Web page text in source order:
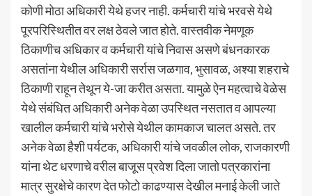
कोणी मोठा अधिकारी येथे हजर नाही. कर्मचारी यांचे भरवसे येथे
पूरपरिस्थितीत वर लक्ष ठेवले जात होते. वास्तवीक नेमणूक
ठिकाणीच अधिकार व कर्मचारी यांचे निवास असणे बंधनकारक
असतांना येथील अधिकारी सर्रास जळगाव, भुसावळ, अश्या शहराचे
ठिकाणी राहून तेथून ये-जा करीत असता. यामुळे ऐन महत्वाचे वेळेस
येथे संबंधित अधिकारी अनेक वेळा उपस्थित नसतात व आपल्या
खालील कर्मचारी यांचे भरोसे येथील कामकाज चालत असते. तर
अनेक वेळा हैशी पर्यटक, अधिकारी यांचे जवळील लोक, राजकारणी
यांना थेट धरणाचे वरील बाजूस प्रवेश दिला जातो पत्रकारांना
मात्र सुरक्षेचे कारण देत फोटो काढण्यास देखील मनाई केली जाते